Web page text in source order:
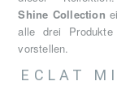
Shine Collection
alle drei
vorstellen.
ECLAT